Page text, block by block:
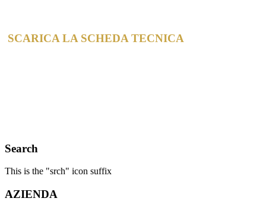
SCARICA LA SCHEDA TECNICA
Search
This is the "srch" icon suffix
AZIENDA